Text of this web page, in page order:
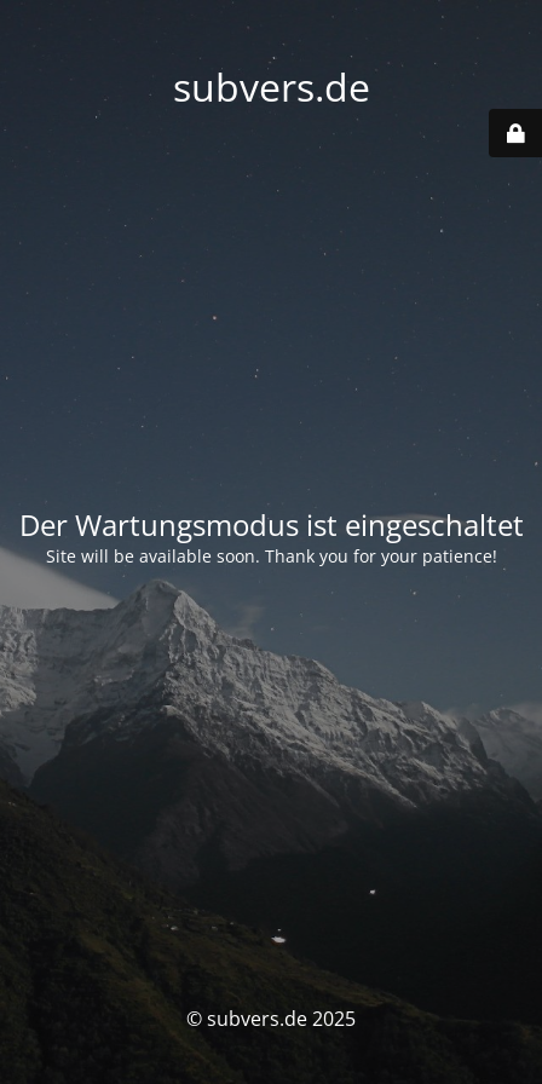
subvers.de
Der Wartungsmodus ist eingeschaltet
Site will be available soon. Thank you for your patience!
© subvers.de 2025